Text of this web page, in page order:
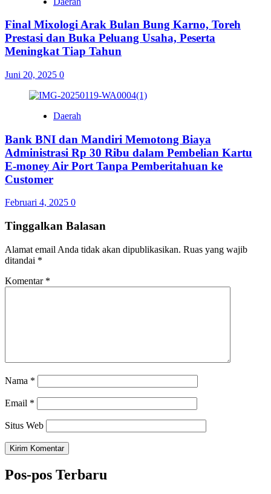
Final Mixologi Arak Bulan Bung Karno, Toreh
Prestasi dan Buka Peluang Usaha, Peserta
Meningkat Tiap Tahun
Juni 20, 2025 0
Daerah
Bank BNI dan Mandiri Memotong Biaya
Administrasi Rp 30 Ribu dalam Pembelian Kartu
E-money Air Port Tanpa Pemberitahuan ke
Customer
Februari 4, 2025 0
Tinggalkan Balasan
Alamat email Anda tidak akan dipublikasikan. Ruas yang wajib
ditandai *
Komentar *
Nama *
Email *
Situs Web
Pos-pos Terbaru